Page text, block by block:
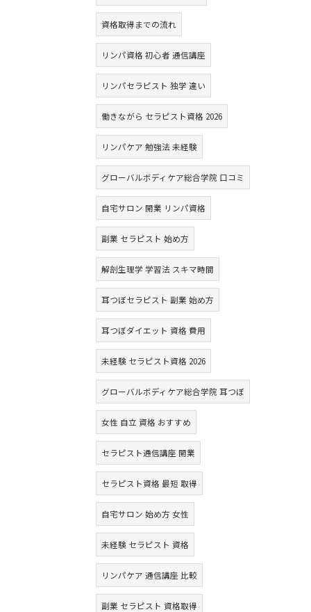
資格取得までの流れ
リンパ資格 初心者 通信講座
リンパセラピスト 独学 違い
働きながら セラピスト資格 2026
リンパケア 勉強法 未経験
グローバルボディケア総合学院 口コミ
自宅サロン 開業 リンパ資格
副業 セラピスト 始め方
解剖生理学 学習法 スキマ時間
耳つぼセラピスト 副業 始め方
耳つぼダイエット 資格 費用
未経験 セラピスト資格 2026
グローバルボディケア総合学院 耳つぼ
女性 自立 資格 おすすめ
セラピスト通信講座 開業
セラピスト資格 最短 取得
自宅サロン 始め方 女性
未経験 セラピスト 資格
リンパケア 通信講座 比較
副業 セラピスト 資格取得